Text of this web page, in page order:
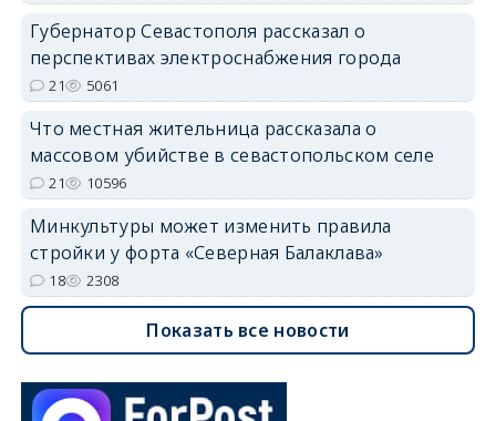
Губернатор Севастополя рассказал о
перспективах электроснабжения города
21 5061
Что местная жительница рассказала о
массовом убийстве в севастопольском селе
21 10596
Минкультуры может изменить правила
стройки у форта «Северная Балаклава»
18 2308
Показать все новости